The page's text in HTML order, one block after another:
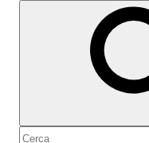
Mostra sommario
Sommario